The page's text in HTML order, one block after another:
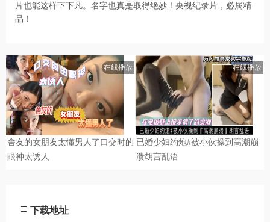
片也能这样下下凡。名字也真是取得绝妙！央视纪录片，必属精
品！
下载地址